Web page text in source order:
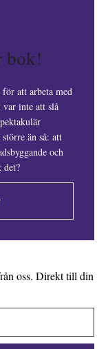
oss. Direkt till din
bok!
att arbeta med
var inte att slå
än så: att
och
det?